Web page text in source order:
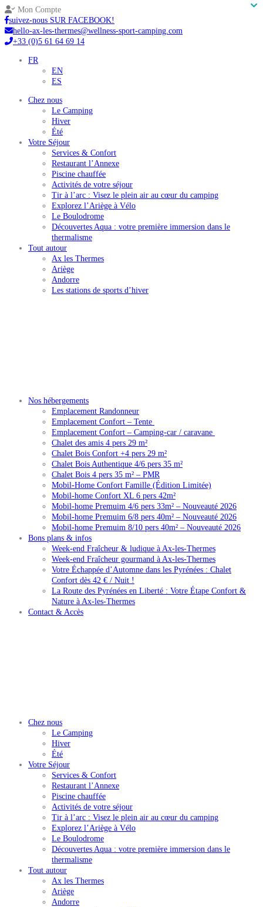
Mon Compte
suivez-nous SUR FACEBOOK!
hello-ax-les-thermes@wellness-sport-camping.com
+33 (0)5 61 64 69 14
FR
EN
ES
Chez nous
Le Camping
Hiver
Été
Votre Séjour
Services & Confort
Restaurant l’Annexe
Piscine chauffée
Activités de votre séjour
Tir à l’arc : Visez le plein air au cœur du camping
Explorez l’Ariège à Vélo
Le Boulodrome
Découvertes Aqua : votre première immersion dans le
thermalisme
Tout autour
Ax les Thermes
Ariège
Andorre
Les stations de sports d’hiver
Nos hébergements
Emplacement Randonneur
Emplacement Confort – Tente
Emplacement Confort – Camping-car / caravane
Chalet des amis 4 pers 29 m²
Chalet Bois Confort +4 pers 29 m²
Chalet Bois Authentique 4/6 pers 35 m²
Chalet Bois 4 pers 35 m² – PMR
Mobil-Home Confort Famille (Édition Limitée)
Mobil-home Confort XL 6 pers 42m²
Mobil-home Premuim 4/6 pers 33m² – Nouveauté 2026
Mobil-home Premuim 6/8 pers 40m² – Nouveauté 2026
Mobil-home Premuim 8/10 pers 40m² – Nouveauté 2026
Bons plans & infos
Week-end Fraîcheur & ludique à Ax-les-Thermes
Week-end Fraîcheur gourmand à Ax-les-Thermes
Votre Échappée d’Automne dans les Pyrénées : Chalet
Confort dès 42 € / Nuit !
La Route des Pyrénées en Liberté : Votre Étape Confort &
Nature à Ax-les-Thermes
Contact & Accès
Chez nous
Le Camping
Hiver
Été
Votre Séjour
Services & Confort
Restaurant l’Annexe
Piscine chauffée
Activités de votre séjour
Tir à l’arc : Visez le plein air au cœur du camping
Explorez l’Ariège à Vélo
Le Boulodrome
Découvertes Aqua : votre première immersion dans le
thermalisme
Tout autour
Ax les Thermes
Ariège
Andorre